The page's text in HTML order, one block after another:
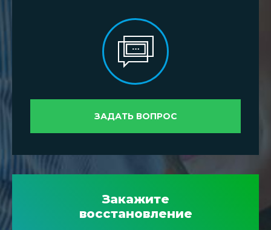
ЗАДАТЬ ВОПРОС
Закажите
восстановление